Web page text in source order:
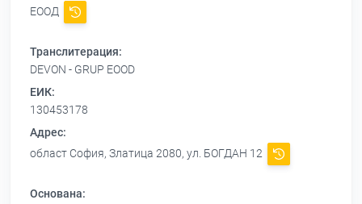
ЕООД
Транслитерация:
DEVON - GRUP EOOD
ЕИК:
130453178
Адрес:
област София, Златица 2080, ул. БОГДАН 12
Основана: